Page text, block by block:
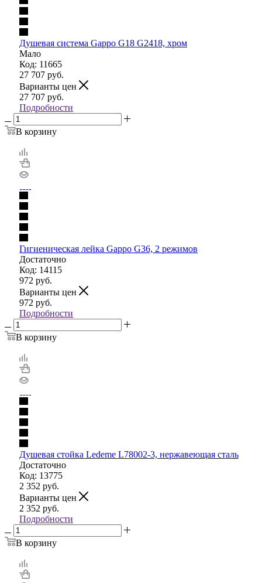
Душевая система Gappo G18 G2418, хром
Мало
Код: 11665
27 707 руб.
Варианты цен
27 707 руб.
Подробности
В корзину
Гигиеническая лейка Gappo G36, 2 режимов
Достаточно
Код: 14115
972 руб.
Варианты цен
972 руб.
Подробности
В корзину
Душевая стойка Ledeme L78002-3, нержавеющая сталь
Достаточно
Код: 13775
2 352 руб.
Варианты цен
2 352 руб.
Подробности
В корзину